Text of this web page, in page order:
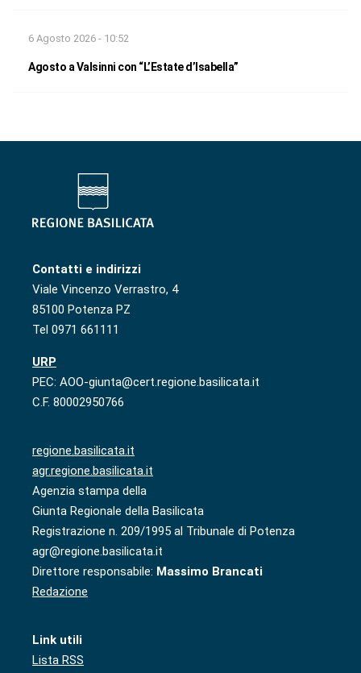
6 Agosto 2026 - 10:52
Agosto a Valsinni con “L’Estate d’Isabella”
Contatti e indirizzi
Viale Vincenzo Verrastro, 4
85100 Potenza PZ
Tel 0971 661111
URP
PEC: AOO-giunta@cert.regione.basilicata.it
C.F. 80002950766
regione.basilicata.it
agr.regione.basilicata.it
Agenzia stampa della
Giunta Regionale della Basilicata
Registrazione n. 209/1995 al Tribunale di Potenza
agr@regione.basilicata.it
Direttore responsabile: Massimo Brancati
Redazione
Link utili
Lista RSS